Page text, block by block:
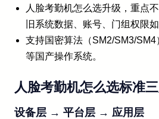
人脸考勤机怎么选升级，重点
旧系统数据、账号、门组权限
支持国密算法（SM2/SM3/
等国产操作系统。
人脸考勤机怎么选标准
设备层 → 平台层 → 应用层